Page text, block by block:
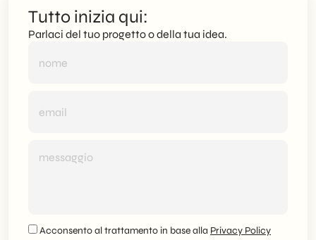
Tutto inizia qui:
Parlaci del tuo progetto o della tua idea.
Acconsento al trattamento in base alla Privacy Policy